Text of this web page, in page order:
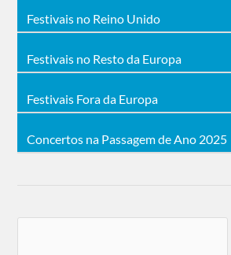
Festivais no Reino Unido
Festivais no Resto da Europa
Festivais Fora da Europa
Concertos na Passagem de Ano 2025